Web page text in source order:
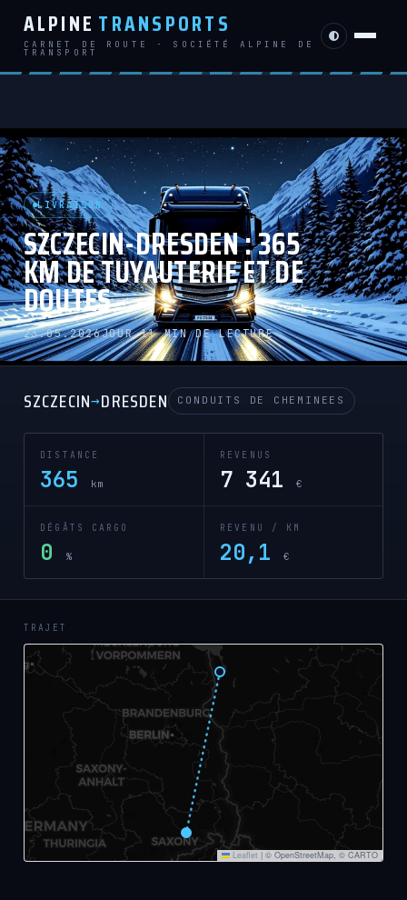
ALPINE TRANSPORTS
CARNET DE ROUTE · SOCIÉTÉ ALPINE DE
TRANSPORT
LIVRAISON
SZCZECIN-DRESDEN : 365
KM DE TUYAUTERIE ET DE
DOUTES
23.05.2026JOUR 11 MIN DE LECTURE
SZCZECIN→DRESDEN CONDUITS DE CHEMINEES
DISTANCE
365 km
REVENUS
7 341€
DÉGÂTS CARGO
0 %
REVENU / KM
20,1€
TRAJET
Leaflet | © OpenStreetMap, © CARTO